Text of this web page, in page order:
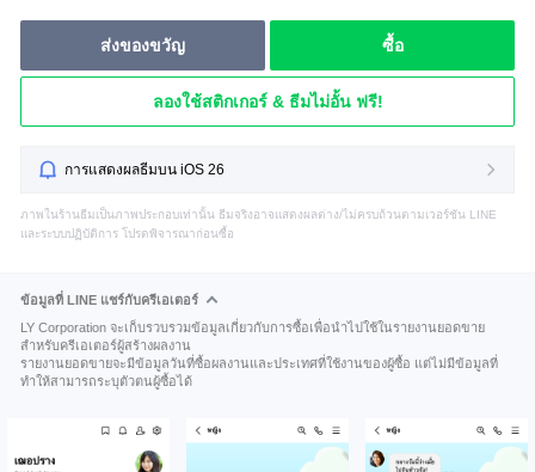
ส่งของขวัญ ซื้อ
ลองใช้สติกเกอร์ & ธีมไม่อั้น ฟรี!
การแสดงผลธีมบน iOS 26
ภาพในร้านธีมเป็นภาพประกอบเท่านั้น ธีมจริงอาจแสดงผลต่าง/ไม่ครบถ้วนตามเวอร์ชัน LINE
และระบบปฏิบัติการ โปรดพิจารณาก่อนซื้อ
ข้อมูลที่ LINE แชร์กับครีเอเตอร์
LY Corporation จะเก็บรวบรวมข้อมูลเกี่ยวกับการซื้อเพื่อนำไปใช้ในรายงานยอดขาย
สำหรับครีเอเตอร์ผู้สร้างผลงาน
รายงานยอดขายจะมีข้อมูลวันที่ซื้อผลงานและประเทศที่ใช้งานของผู้ซื้อ แต่ไม่มีข้อมูลที่
ทำให้สามารถระบุตัวตนผู้ซื้อได้